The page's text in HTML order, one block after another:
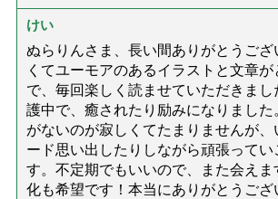
達』が届きました」）
けい
ぬらりんさま、長い間ありがとうござ
くてユーモアのあるイラストと文章
で、毎回楽しく読ませていただきまし
護中で、癒されたり励みになりまし
がないのが寂しくてたまりませんが、
ード思い出したりしながら頑張ってい
す。不定期でもいいので、また会え
化も希望です！本当にありがとうござ